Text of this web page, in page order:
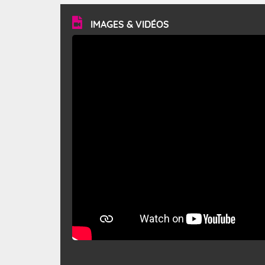
vitesse moyenne de 50 km/h et atteindre 80 à 100 km/h
en rafales, parfois davantage. Il parcourt la basse vallée
du Rhône et la Provence et envahit le littoral
méditerranéen à partir de la Camargue.
IMAGES & VIDÉOS